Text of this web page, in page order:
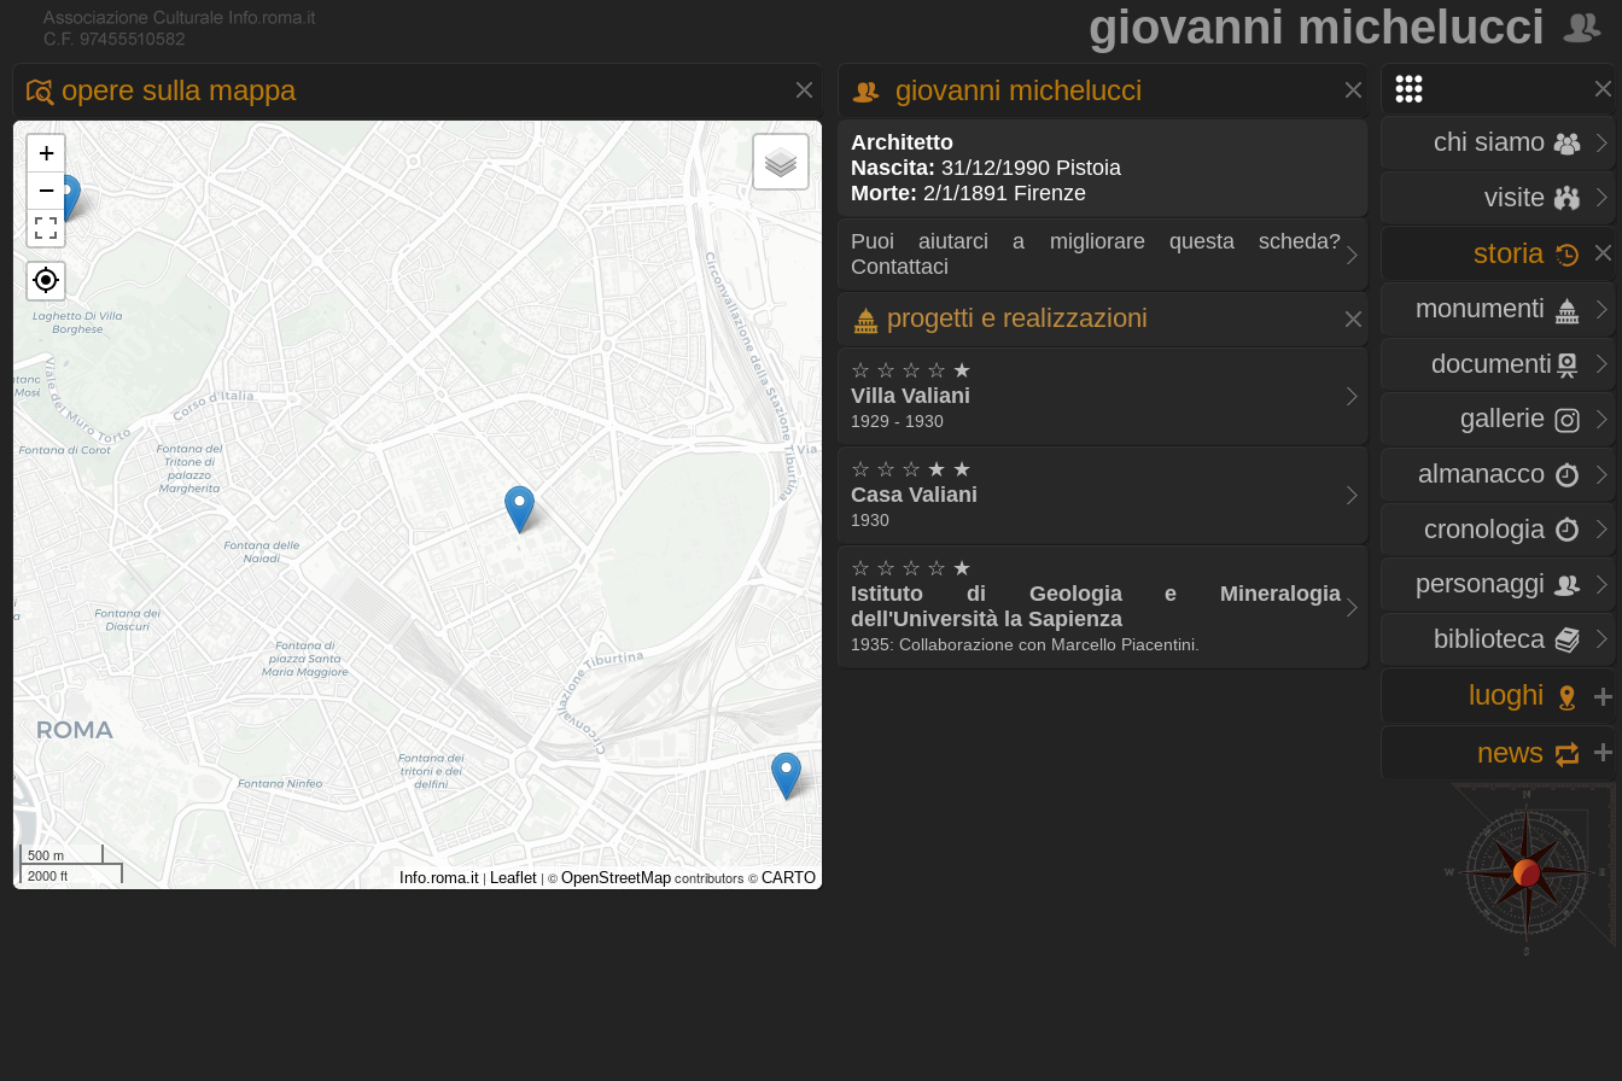
giovanni michelucci
chi siamo
visite
storia
monumenti
documenti
gallerie
almanacco
cronologia
personaggi
biblioteca
luoghi
news
opere sulla mappa
+
−
500 m
2000 ft
Info.roma.it | Leaflet | © OpenStreetMap contributors © CARTO
giovanni michelucci
Architetto
Nascita: 31/12/1990 Pistoia
Morte: 2/1/1891 Firenze
Puoi aiutarci a migliorare questa scheda?
Contattaci
progetti e realizzazioni
☆ ☆ ☆ ☆ ★
Villa Valiani
1929 - 1930
☆ ☆ ☆ ★ ★
Casa Valiani
1930
☆ ☆ ☆ ☆ ★
Istituto di Geologia e Mineralogia
dell'Università la Sapienza
1935: Collaborazione con Marcello Piacentini.